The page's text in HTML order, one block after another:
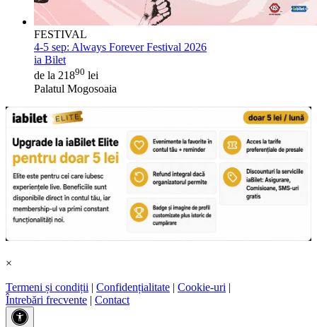
FESTIVAL
4-5 sep: Always Forever Festival 2026
ia Bilet
de la 21890 lei
Palatul Mogosoaia
×
Termeni și condiții | Confidențialitate | Cookie-uri |
Întrebări frecvente | Contact